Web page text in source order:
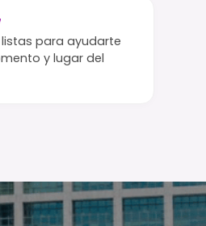
para ayudarte
y lugar del